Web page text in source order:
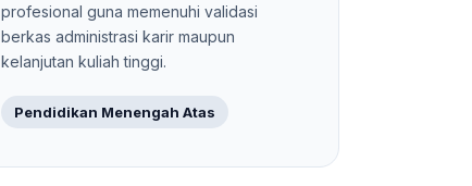
profesional guna memenuhi validasi
berkas administrasi karir maupun
kelanjutan kuliah tinggi.
Pendidikan Menengah Atas